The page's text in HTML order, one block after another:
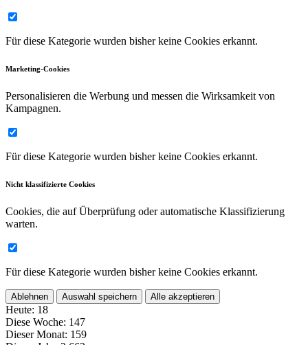
Für diese Kategorie wurden bisher keine Cookies erkannt.
Marketing-Cookies
Personalisieren die Werbung und messen die Wirksamkeit von
Kampagnen.
Für diese Kategorie wurden bisher keine Cookies erkannt.
Nicht klassifizierte Cookies
Cookies, die auf Überprüfung oder automatische Klassifizierung
warten.
Für diese Kategorie wurden bisher keine Cookies erkannt.
Ablehnen Auswahl speichern Alle akzeptieren
Heute: 18
Diese Woche: 147
Dieser Monat: 159